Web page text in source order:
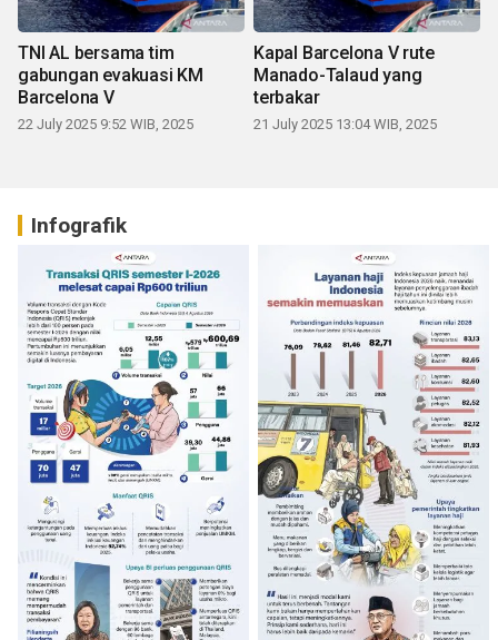
TNI AL bersama tim
gabungan evakuasi KM
Barcelona V
22 July 2025 9:52 WIB, 2025
Kapal Barcelona V rute
Manado-Talaud yang
terbakar
21 July 2025 13:04 WIB, 2025
Infografik